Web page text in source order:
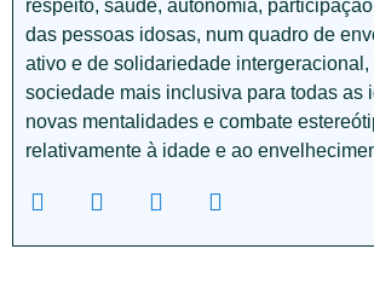
respeito, saúde, autonomia,
das pessoas idosas, num quadro de
ativo e de solidariedade intergeracional,
sociedade mais inclusiva para todas as
novas mentalidades e combate
relativamente à idade e ao